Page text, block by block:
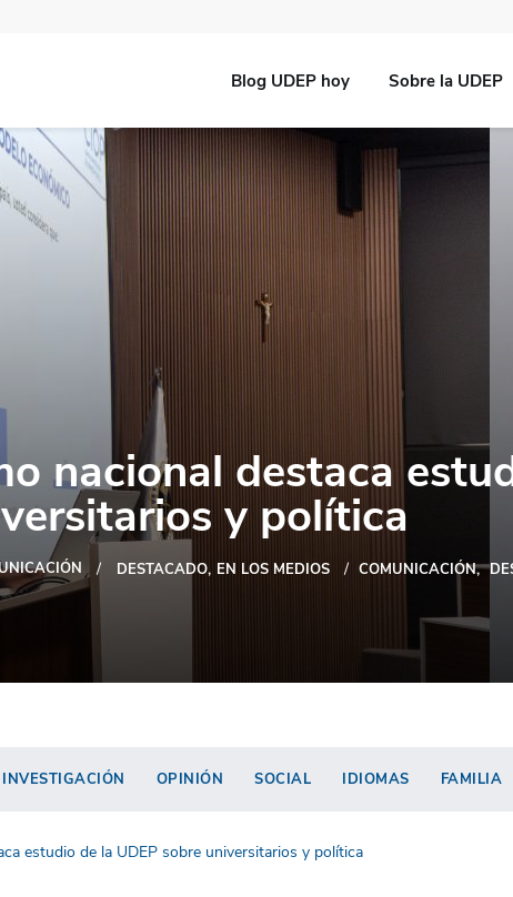
Blog UDEP hoy Sobre la UDEP
nacional destaca
y política
DESTACADO EN LOS MEDIOS COMUNICACIÓN
INVESTIGACIÓN OPINIÓN SOCIAL IDIOMAS FAMILIA
estudio de la UDEP sobre universitarios y política